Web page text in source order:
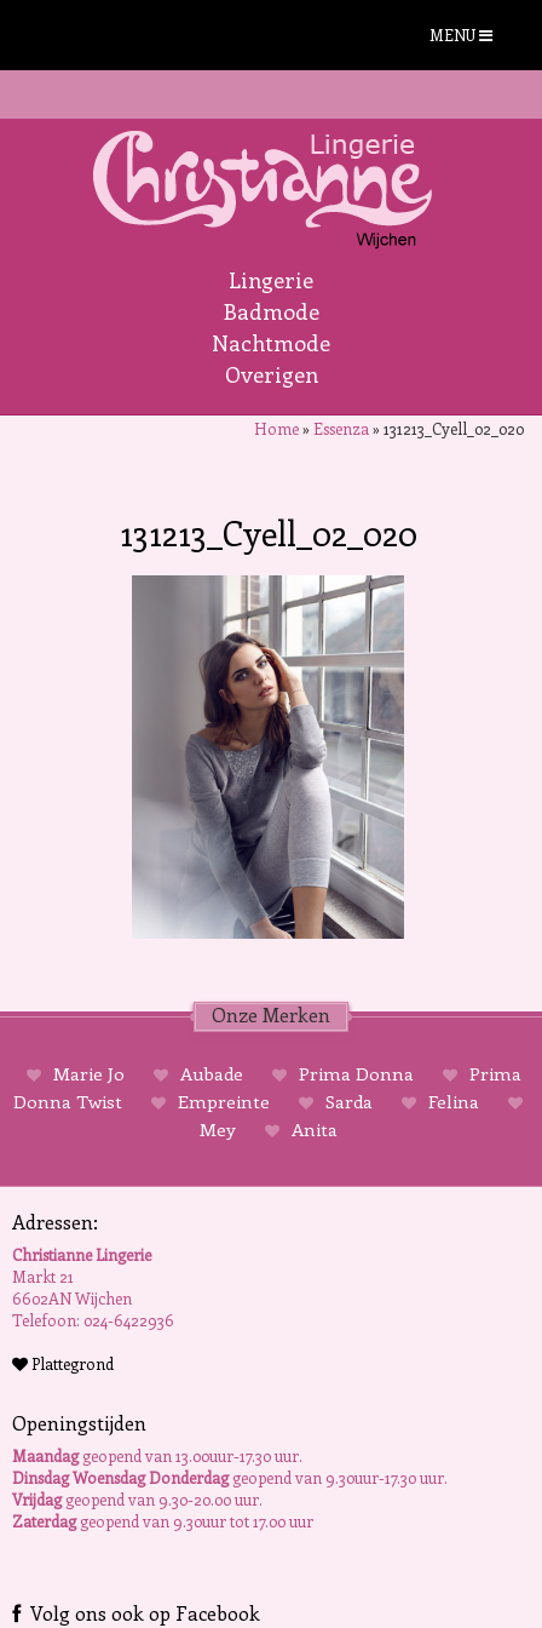
MENU
Lingerie
Badmode
Nachtmode
Overigen
Home»Essenza »131213_Cyell_02_020
131213_Cyell_02_020
Onze Merken
Marie Jo Aubade Prima Donna
Prima
Donna Twist
Empreinte Sarda
Felina
Mey
Anita
Adressen:
Christianne Lingerie
Markt 21
6602AN Wijchen
Telefoon: 024-6422936
Plattegrond
Openingstijden
Maandaggeopend van 13.00uur-17.30 uur.
Dinsdag Woensdag Donderdaggeopend van 9.30uur-17.30 uur.
Vrijdaggeopend van 9.30-20.00 uur.
Zaterdaggeopend van 9.30uur tot 17.00 uur
Volg ons ook op Facebook